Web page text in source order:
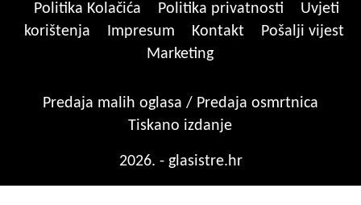
Politika Kolačića Politika privatnosti
Uvjeti
korištenja
Impresum Kontakt
Pošalji vijest
Marketing
Predaja malih oglasa / Predaja osmrtnica
Tiskano izdanje
2026. - glasistre.hr